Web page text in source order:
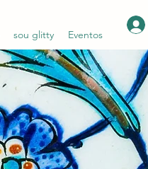
sou glitty Eventos